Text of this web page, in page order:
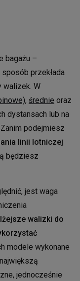
bagażu –
przekłada
walizek. W
, średnie oraz
dystansach lub na
podejmiesz
linii lotniczej
będziesz
jest waga
walizki do
modele wykonane
jednocześnie